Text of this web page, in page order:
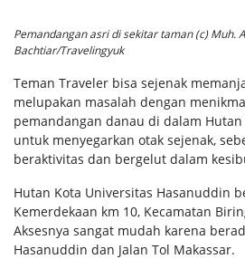
Pemandangan asri di sekitar taman (c) Muh.
Bachtiar/Travelingyuk
Teman Traveler bisa sejenak
melupakan masalah dengan
pemandangan danau di dalam
untuk menyegarkan otak sejenak,
beraktivitas dan bergelut dalam
Hutan Kota Universitas Hasanuddin
Kemerdekaan km 10, Kecamatan
Aksesnya sangat mudah karena
Hasanuddin dan Jalan Tol Makassar.